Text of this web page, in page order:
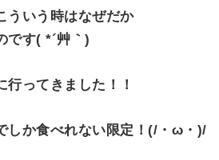
ういう時はなぜだか
です( *´艸｀)
ってきました！！
しか食べれない限定！(/・ω・)/